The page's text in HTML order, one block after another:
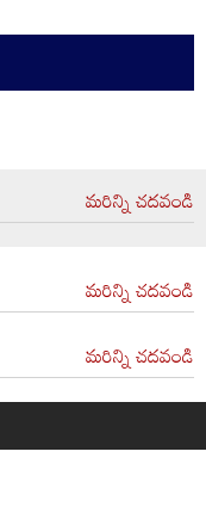
మరిన్ని చదవండి
మరిన్ని చదవండి
మరిన్ని చదవండి